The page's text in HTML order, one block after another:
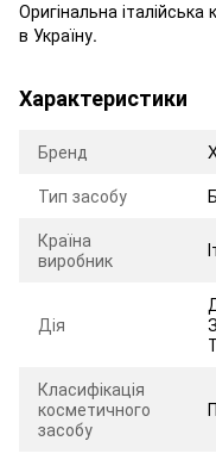
Оригінальна
в Україну.
Характеристики
Бренд
Тип засобу
Країна
виробник
Дія
Класифікація
косметичного
засобу